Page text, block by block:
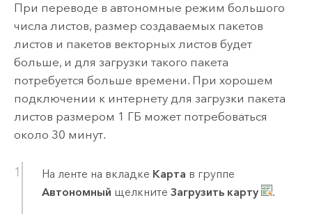
При переводе в автономные режим большого
числа листов, размер создаваемых пакетов
листов и пакетов векторных листов будет
больше, и для загрузки такого пакета
потребуется больше времени. При хорошем
подключении к интернету для загрузки пакета
листов размером 1 ГБ может потребоваться
около 30 минут.
На ленте на вкладке Карта в группе
Автономный щелкните Загрузить карту .